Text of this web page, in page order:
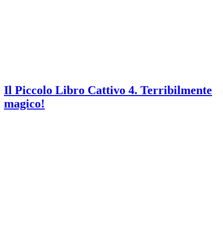
Il Piccolo Libro Cattivo 4. Terribilmente
magico!